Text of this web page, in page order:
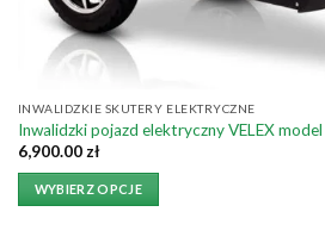
INWALIDZKIE SKUTERY ELEKTRYCZNE
Inwalidzki pojazd elektryczny VELEX model
6,900.00 zł
WYBIERZ OPCJE